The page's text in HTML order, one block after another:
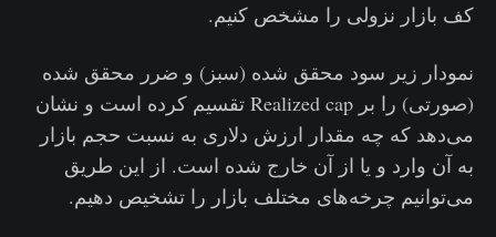
کف بازار نزولی را مشخص کنیم.
نمودار زیر سود محقق شده (سبز) و ضرر محقق شده
(صورتی) را بر Realized cap تقسیم کرده است و نشان
می‌دهد که چه مقدار ارزش دلاری به نسبت حجم بازار
به آن وارد و یا از آن خارج شده است. از این طریق
می‌توانیم چرخه‌های مختلف بازار را تشخیص دهیم.